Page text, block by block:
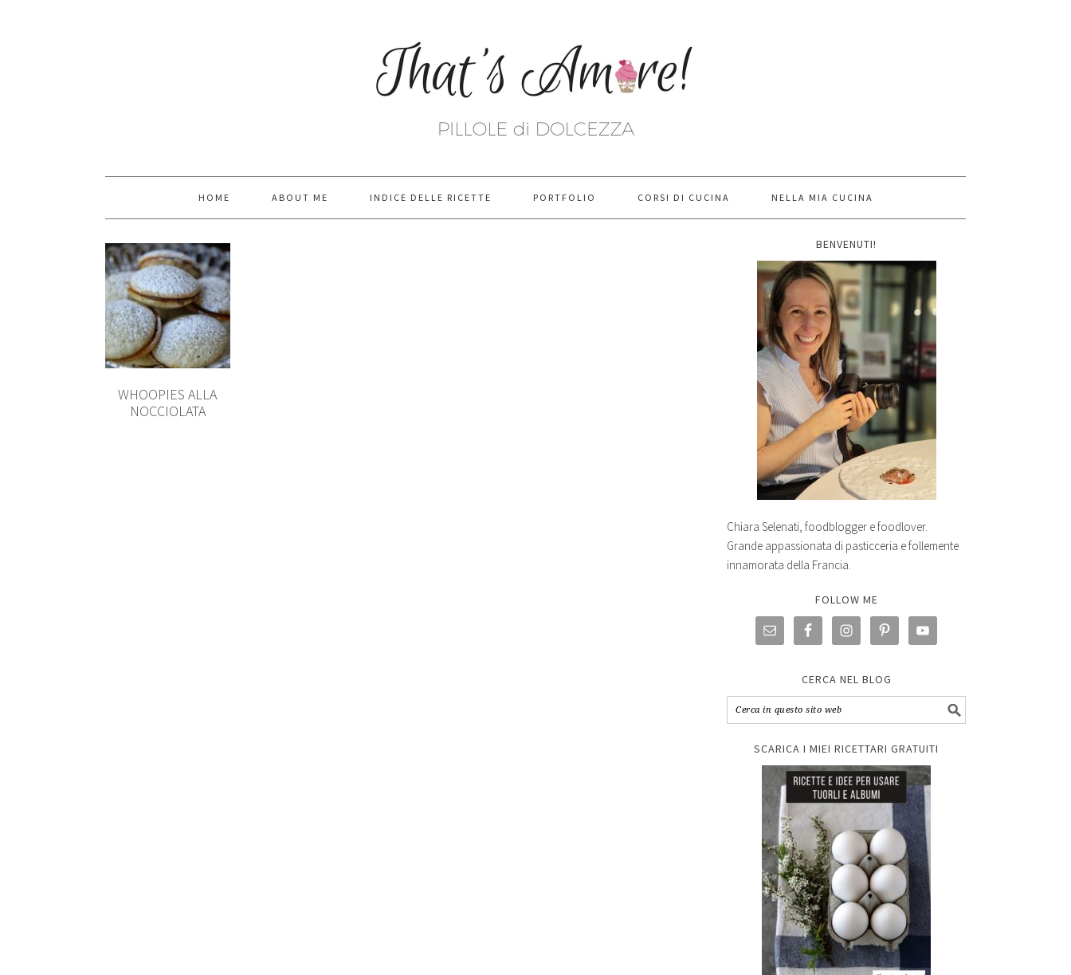
HOME ABOUT ME INDICE DELLE RICETTE PORTFOLIO CORSI DI CUCINA NELLA MIA CUCINA
WHOOPIES ALLA
NOCCIOLATA
BENVENUTI!
Chiara Selenati, foodblogger e foodlover.
Grande appassionata di pasticceria e follemente
innamorata della Francia.
FOLLOW ME
CERCA NEL BLOG
SCARICA I MIEI RICETTARI GRATUITI